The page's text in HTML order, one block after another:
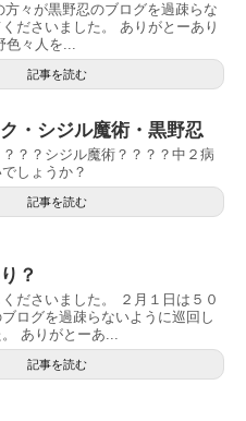
方々が黒野忍のブログを過疎らな
ださいました。 ありがとーあり
色々人を...
記事を読む
・シジル魔術・黒野忍
？？シジル魔術？？？？中２病
しょうか？
記事を読む
？
ださいました。 ２月１日は５０
ログを過疎らないように巡回し
ありがとーあ...
記事を読む